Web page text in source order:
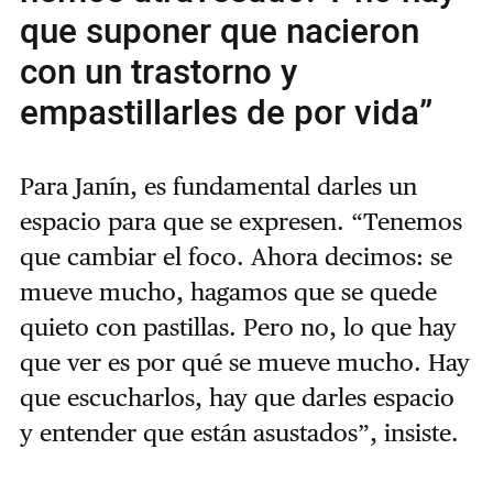
que suponer que nacieron
con un trastorno y
empastillarles de por vida”
Para Janín, es fundamental darles un
espacio para que se expresen. “Tenemos
que cambiar el foco. Ahora decimos: se
mueve mucho, hagamos que se quede
quieto con pastillas. Pero no, lo que hay
que ver es por qué se mueve mucho. Hay
que escucharlos, hay que darles espacio
y entender que están asustados”, insiste.